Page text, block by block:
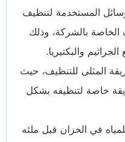
المستخدمة لتنظيف
الخاصة بالشركة، وذلك
والبكتيريا.
المثلى للتنظيف، حيث
خاصة لتنظيفه بشكل
في الخزان قبل ملئه